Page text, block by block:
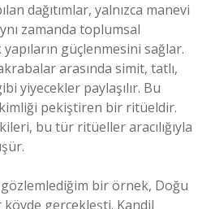
dağıtımlar, yalnızca manevi
zamanda toplumsal
güçlenmesini sağlar.
arasında simit, tatlı,
yiyecekler paylaşılır. Bu
pekiştiren bir ritüeldir.
bu tür ritüeller aracılığıyla
gözlemlediğim bir örnek, Doğu
gerçekleşti. Kandil